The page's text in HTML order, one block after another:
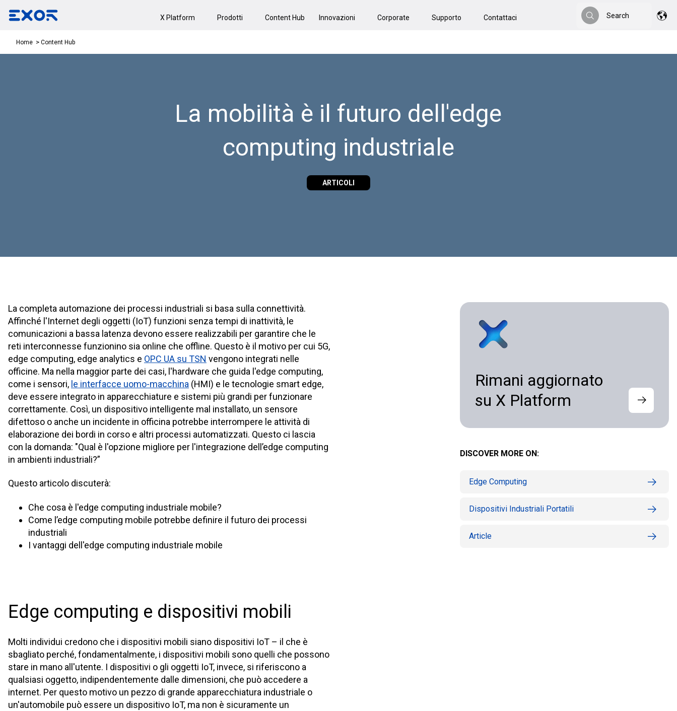
X Platform Prodotti Content Hub Innovazioni Corporate Supporto Contattaci
Search
Search
Home Content Hub
La mobilità è il futuro dell'edge
computing industriale
ARTICOLI
La completa automazione dei processi industriali si basa sulla connettività.
Affinché l'Internet degli oggetti (IoT) funzioni senza tempi di inattività, le
comunicazioni a bassa latenza devono essere realizzabili per garantire che le
reti interconnesse funzionino sia online che offline. Questo è il motivo per cui 5G,
edge computing, edge analytics e OPC UA su TSN vengono integrati nelle
officine. Ma nella maggior parte dei casi, l'hardware che guida l'edge computing,
come i sensori, le interfacce uomo-macchina (HMI) e le tecnologie smart edge,
deve essere integrato in apparecchiature e sistemi più grandi per funzionare
correttamente. Così, un dispositivo intelligente mal installato, un sensore
difettoso o anche un incidente in officina potrebbe interrompere le attività di
elaborazione dei bordi in corso e altri processi automatizzati. Questo ci lascia
con la domanda: "Qual è l'opzione migliore per l'integrazione dell’edge computing
in ambienti industriali?”
Questo articolo discuterà:
Che cosa è l'edge computing industriale mobile?
Come l’edge computing mobile potrebbe definire il futuro dei processi
industriali
I vantaggi dell'edge computing industriale mobile
Edge computing e dispositivi mobili
Molti individui credono che i dispositivi mobili siano dispositivi IoT – il che è
sbagliato perché, fondamentalmente, i dispositivi mobili sono quelli che possono
stare in mano all'utente. I dispositivi o gli oggetti IoT, invece, si riferiscono a
qualsiasi oggetto, indipendentemente dalle dimensioni, che può accedere a
internet. Per questo motivo un pezzo di grande apparecchiatura industriale o
un'automobile può essere un dispositivo IoT, ma non è sicuramente un
Rimani aggiornato
su X Platform
DISCOVER MORE ON:
Edge Computing
Dispositivi Industriali Portatili
Article